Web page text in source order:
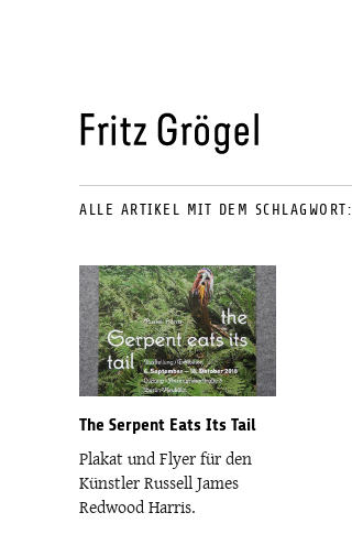
ALLE ARTIKEL MIT DEM SCHLAGWORT:
The Serpent Eats Its Tail
Plakat und Flyer für den
Künstler Russell James
Redwood Harris.